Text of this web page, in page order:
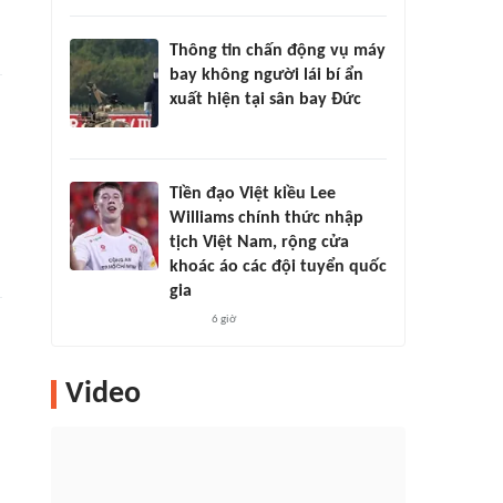
Thông tin chấn động vụ máy
bay không người lái bí ẩn
xuất hiện tại sân bay Đức
Tiền đạo Việt kiều Lee
Williams chính thức nhập
tịch Việt Nam, rộng cửa
khoác áo các đội tuyển quốc
gia
6 giờ
Video